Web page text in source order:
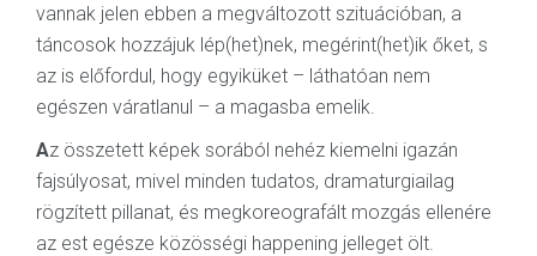
vannak jelen ebben a megváltozott szituációban, a
táncosok hozzájuk lép(het)nek, megérint(het)ik őket, s
az is előfordul, hogy egyiküket – láthatóan nem
egészen váratlanul – a magasba emelik.
Az összetett képek sorából nehéz kiemelni igazán
fajsúlyosat, mivel minden tudatos, dramaturgiailag
rögzített pillanat, és megkoreografált mozgás ellenére
az est egésze közösségi happening jelleget ölt.